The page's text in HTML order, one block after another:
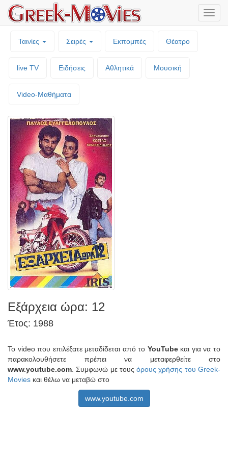
Ταινίες Σειρές Εκπομπές Θέατρο
live TV Ειδήσεις Αθλητικά Μουσική
Video-Mαθήματα
Εξάρχεια ώρα: 12
Έτος: 1988
Το video που επιλέξατε μεταδίδεται από το YouTubeκαι για να το
παρακολουθήσετε πρέπει να μεταφερθείτε στο
www.youtube.com . Συμφωνώ με τουςόρους χρήσης του Greek-
Movies και θέλω να μεταβώ στο
www.youtube.com